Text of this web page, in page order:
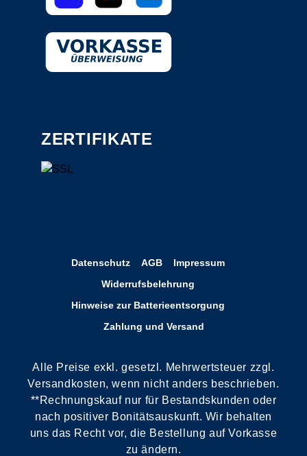
ZERTIFIKATE
Datenschutz AGB
Impressum
Widerrufsbelehrung
Hinweise zur Batterieentsorgung
Zahlung und Versand
Alle Preise exkl. gesetzl. Mehrwertsteuer zzgl.
Versandkosten, wenn nicht anders beschrieben.
**Rechnungskauf nur für Bestandskunden oder
nach positiver Bonitätsauskunft. Wir behalten
uns das Recht vor, die Bestellung auf Vorkasse
zu ändern.